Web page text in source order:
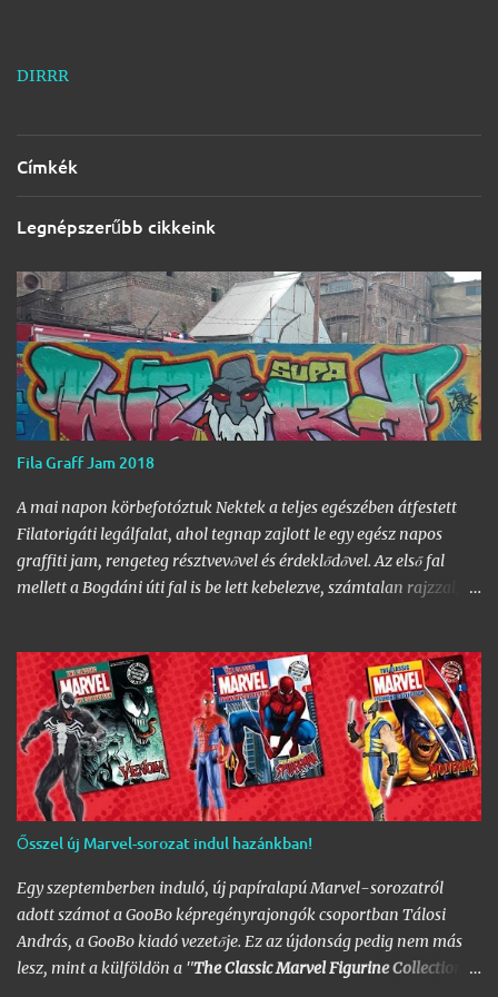
DIRRR
Címkék
Legnépszerűbb cikkeink
Fila Graff Jam 2018
A mai napon körbefotóztuk Nektek a teljes egészében átfestett
Filatorigáti legálfalat, ahol tegnap zajlott le egy egész napos
graffiti jam, rengeteg résztvevővel és érdeklődővel. Az első fal
mellett a Bogdáni úti fal is be lett kebelezve, számtalan rajzzal, és
graffiti jam rajzaival!
Ősszel új Marvel-sorozat indul hazánkban!
Egy szeptemberben induló, új papíralapú Marvel-sorozatról
adott számot a GooBo képregényrajongók csoportban Tálosi
András, a GooBo kiadó vezetője. Ez az újdonság pedig nem más
lesz, mint a külföldön a "The Classic Marvel Figurine Collection
"